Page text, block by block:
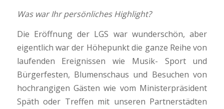
Was war Ihr persönliches Highlight?
Die Eröffnung der LGS war wunderschön, aber
eigentlich war der Höhepunkt die ganze Reihe von
laufenden Ereignissen wie Musik- Sport und
Bürgerfesten, Blumenschaus und Besuchen von
hochrangigen Gästen wie vom Ministerpräsident
Späth oder Treffen mit unseren Partnerstädten